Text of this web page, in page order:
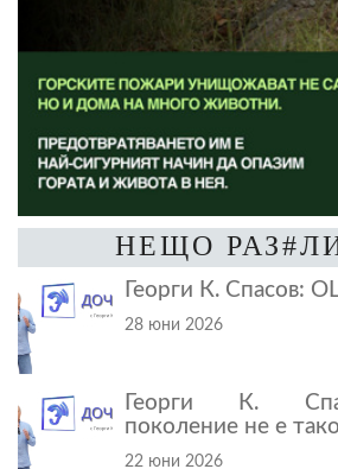
НЕЩО
Георги К.
28 юни 2026
Георги К.
поколение не е
22 юни 2026